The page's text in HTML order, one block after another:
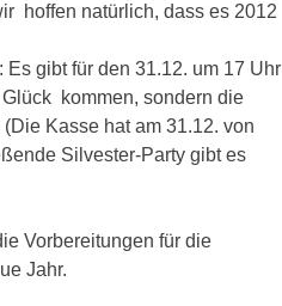
hoffen natürlich, dass es 2012
gibt für den 31.12. um 17 Uhr
Glück kommen, sondern die
Kasse hat am 31.12. von
Silvester-Party gibt es
Vorbereitungen für die
Jahr.